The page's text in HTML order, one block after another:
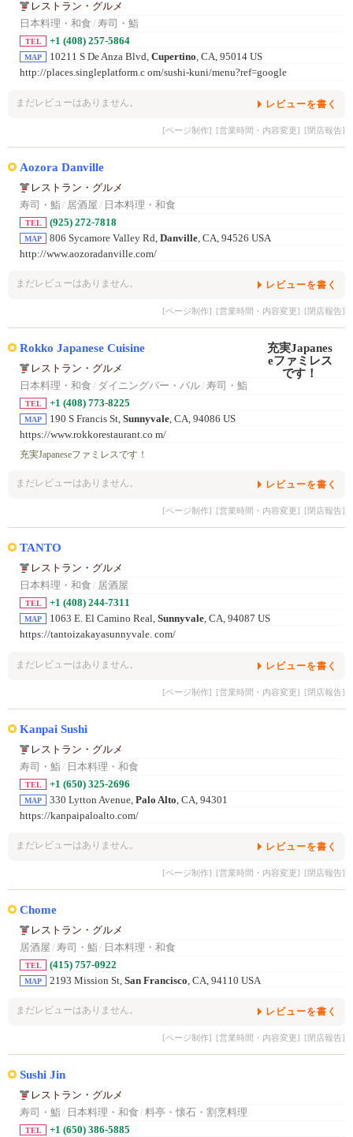
レストラン・グルメ
日本料理・和食 / 寿司・鮨
TEL +1 (408) 257-5864
MAP 10211 S De Anza Blvd, Cupertino, CA, 95014 US
http://places.singleplatform.c om/sushi-kuni/menu?ref=google
まだレビューはありません。 レビューを書く
[ページ制作] [営業時間・内容変更] [閉店報告]
Aozora Danville
レストラン・グルメ
寿司・鮨/ 居酒屋 / 日本料理・和食
TEL (925) 272-7818
MAP 806 Sycamore Valley Rd, Danville , CA, 94526 USA
http://www.aozoradanville.com/
まだレビューはありません。 レビューを書く
[ページ制作] [営業時間・内容変更] [閉店報告]
Rokko Japanese Cuisine
レストラン・グルメ
日本料理・和食 / ダイニングバー・バル/ 寿司・鮨
TEL +1 (408) 773-8225
MAP 190 S Francis St, Sunnyvale, CA, 94086 US
https://www.rokkorestaurant.co m/
充実Japaneseファミレスです！
まだレビューはありません。 レビューを書く
[ページ制作] [営業時間・内容変更] [閉店報告]
TANTO
レストラン・グルメ
日本料理・和食 / 居酒屋
TEL +1 (408) 244-7311
MAP 1063 E. El Camino Real, Sunnyvale, CA, 94087 US
https://tantoizakayasunnyvale. com/
まだレビューはありません。 レビューを書く
[ページ制作] [営業時間・内容変更] [閉店報告]
Kanpai Sushi
レストラン・グルメ
寿司・鮨/ 日本料理・和食
TEL +1 (650) 325-2696
MAP 330 Lytton Avenue, Palo Alto , CA, 94301
https://kanpaipaloalto.com/
まだレビューはありません。 レビューを書く
[ページ制作] [営業時間・内容変更] [閉店報告]
Chome
レストラン・グルメ
居酒屋 / 寿司・鮨/ 日本料理・和食
TEL (415) 757-0922
MAP 2193 Mission St, San Francisco, CA, 94110 USA
まだレビューはありません。 レビューを書く
[ページ制作] [営業時間・内容変更] [閉店報告]
Sushi Jin
レストラン・グルメ
寿司・鮨/ 日本料理・和食 / 料亭・懐石・割烹料理
TEL +1 (650) 386-5885